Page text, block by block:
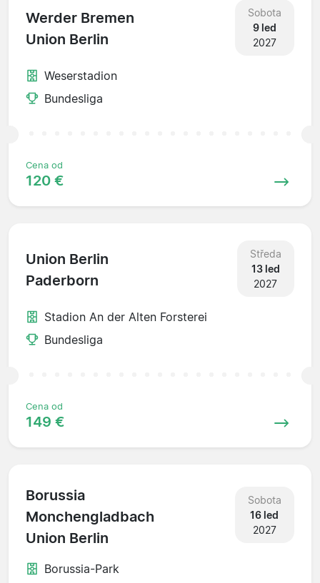
Werder Bremen
Union Berlin
Sobota
9 led
2027
Weserstadion
Bundesliga
Cena od
120 €
Union Berlin
Paderborn
Středa
13 led
2027
Stadion An der Alten Forsterei
Bundesliga
Cena od
149 €
Borussia
Monchengladbach
Union Berlin
Sobota
16 led
2027
Borussia-Park